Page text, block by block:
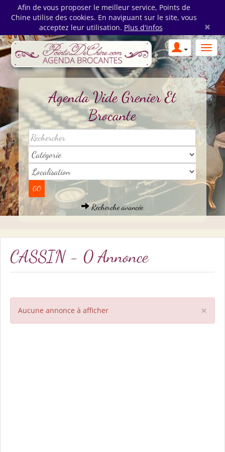
Afin de vous proposer le meilleur service, Points de
Chine utilise des cookies. En naviguant sur le site, vous
acceptez leur utilisation. Plus d'infos ×
Agenda Vide Grenier Et
Brocante
Recherche avancée
CASSIN - 0 Annonce
×
Aucune annonce à afficher